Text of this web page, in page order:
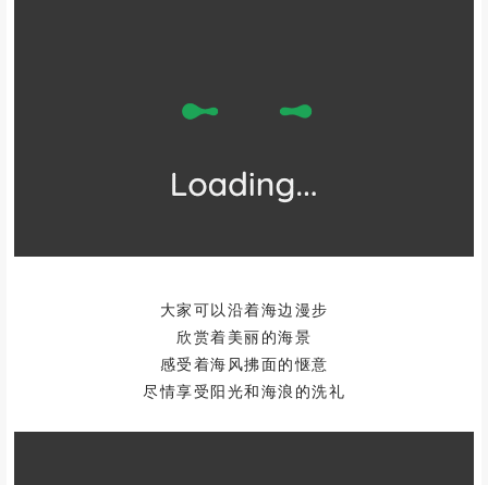
大家可以沿着海边漫步
欣赏着美丽的海景
感受着海风拂面的惬意
尽情享受阳光和海浪的洗礼